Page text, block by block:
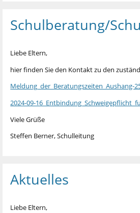
2026/2027:
Schulberatung/
Liebe Eltern,
hier finden Sie den Kontakt zu den
Meldung_der_Beratungszeiten_Aushang-
2024-09-
Viele Grüße
Steffen Berner, Schulleitung
Aktuelles
Liebe Eltern,